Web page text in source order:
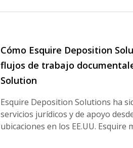
Cómo Esquire Deposition
flujos de trabajo
Solution
Esquire Deposition Solutions ha
servicios jurídicos y de apoyo
ubicaciones en los EE.UU. Esquire